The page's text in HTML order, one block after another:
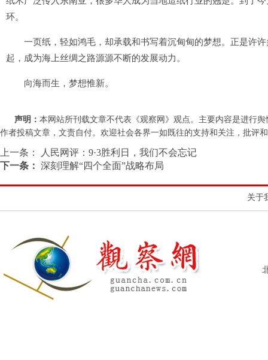
环。
一页纸，轻如鸿毛，却承载和书写着沉甸甸的梦想。正是许许
起，成为海上丝绸之路源源不断的发展动力。
向海而生，梦想惟新。
声明： 本网站所刊载文章不代表《观察网》观点。主要内容是进行
作者投稿文章，文责自付。欢迎社会各界一如既往的支持和关注，批评和
上一条：
人民网评：9·3胜利日，我们不会忘记
下一条： 深刻理解“四个全面”战略布局
关于